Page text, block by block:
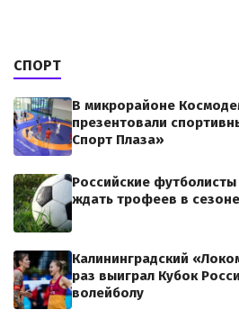
СПОРТ
В микрорайоне
презентовали
Спорт Плаза»
Российские
ждать трофеев в
Калининградский
раз выиграл Кубок
волейболу